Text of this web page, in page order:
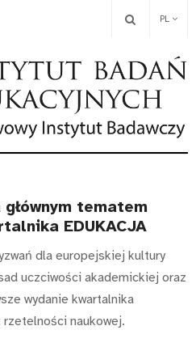
PL
tematem
EDUKACJA
dla europejskiej kultury
uczciwości akademickiej oraz
wydanie kwartalnika
naukowej.